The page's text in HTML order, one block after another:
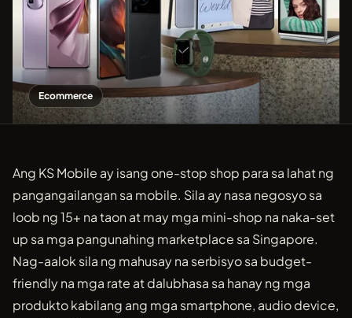
Ecommerce
Ang KS Mobile ay isang one-stop shop para sa lahat ng
pangangailangan sa mobile. Sila ay nasa negosyo sa
loob ng 15+ na taon at may mga mini-shop na naka-set
up sa mga pangunahing marketplace sa Singapore.
Nag-aalok sila ng mahusay na serbisyo sa budget-
friendly na mga rate at dalubhasa sa hanay ng mga
produkto kabilang ang mga smartphone, audio device,